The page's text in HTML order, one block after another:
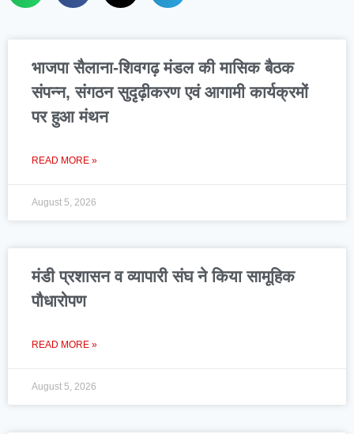
भाजपा सैलाना-शिवगढ़ मंडल की मासिक बैठक
संपन्न, संगठन सुदृढ़ीकरण एवं आगामी कार्यक्रमों
पर हुआ मंथन
READ MORE »
August 5, 2026
मंडी प्रशासन व व्यापारी संघ ने किया सामूहिक
पौधारोपण
READ MORE »
August 5, 2026